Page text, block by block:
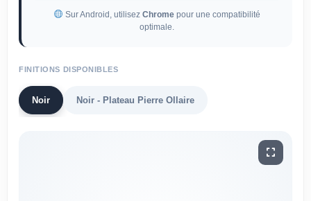
Sur Android, utilisez Chromepour une compatibilité
optimale.
FINITIONS DISPONIBLES
Noir Noir - Plateau Pierre Ollaire